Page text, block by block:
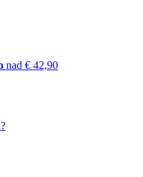
nad € 42,90